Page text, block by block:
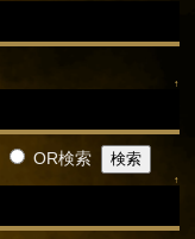
↑
OR検索
↑